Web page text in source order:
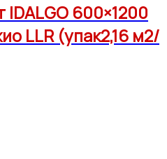
600×1200
LLR (упак2,16 м2/